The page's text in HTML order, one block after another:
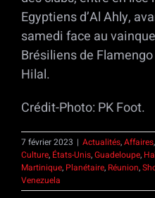
Egyptiens d’Al Ahly,
samedi face au
Brésiliens de
Hilal.
Crédit-Photo: PK Foot.
7 février 2023 | Actualités,Affaires,
Culture, États-Unis,Guadeloupe,
Martinique, Planétaire, Réunion,
Venezuela